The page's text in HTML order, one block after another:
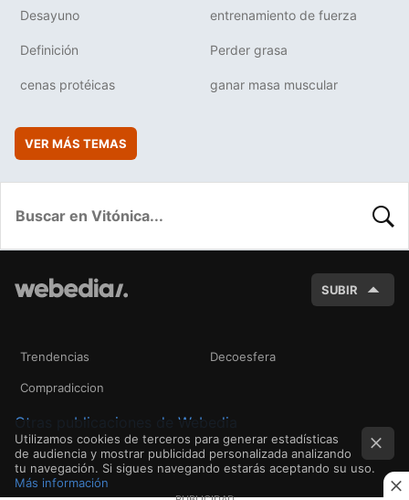
Desayuno entrenamiento de fuerza
Definición Perder grasa
cenas protéicas ganar masa muscular
VER MÁS TEMAS
SUBIR
Trendencias Decoesfera
Compradiccion
Otras publicaciones de Webedia
Utilizamos cookies de terceros para generar estadísticas
de audiencia y mostrar publicidad personalizada analizando
tu navegación. Si sigues navegando estarás aceptando su uso.
Más información